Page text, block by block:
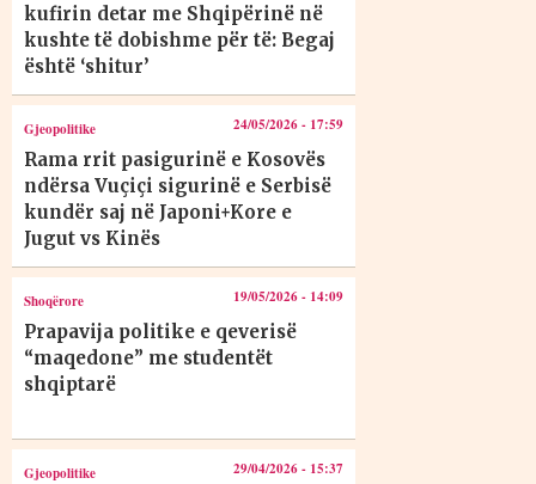
kufirin detar me Shqipërinë në
kushte të dobishme për të: Begaj
është ‘shitur’
Gjeopolitike 24/05/2026 - 17:59
Rama rrit pasigurinë e Kosovës
ndërsa Vuçiçi sigurinë e Serbisë
kundër saj në Japoni+Kore e
Jugut vs Kinës
Shoqërore 19/05/2026 - 14:09
Prapavija politike e qeverisë
“maqedone” me studentët
shqiptarë
Gjeopolitike 29/04/2026 - 15:37